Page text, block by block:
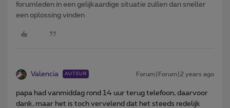
forumleden in een gelijkaardige situatie zullen dan sneller
een oplossing vinden
Valencia AUTEUR Forum|Forum|2 years ago
papa had vanmiddag rond 14 uur terug telefoon, daarvoor
dank, maar het is toch vervelend dat het steeds redelijk